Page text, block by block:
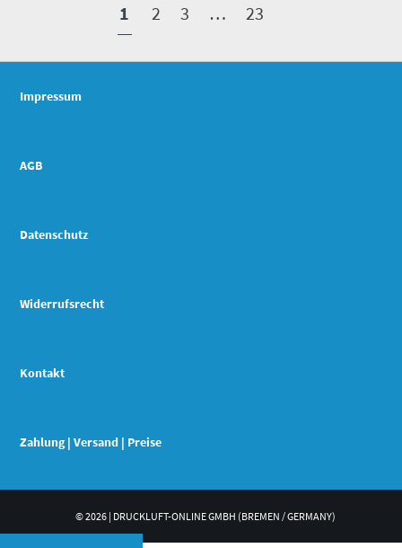
1 2 3 … 23
Impressum
AGB
Datenschutz
Widerrufsrecht
Kontakt
Zahlung | Versand | Preise
© 2026 | DRUCKLUFT-ONLINE GMBH (BREMEN / GERMANY)